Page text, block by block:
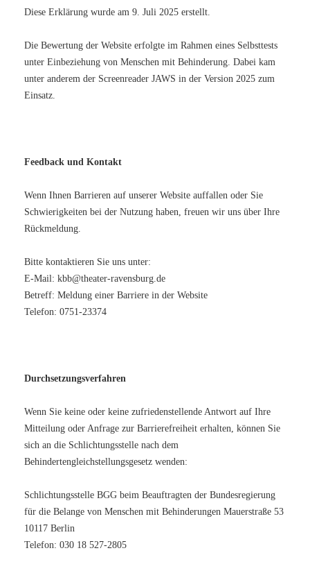
Diese Erklärung wurde am 9. Juli 2025 erstellt.
Die Bewertung der Website erfolgte im Rahmen eines Selbsttests
unter Einbeziehung von Menschen mit Behinderung. Dabei kam
unter anderem der Screenreader JAWS in der Version 2025 zum
Einsatz.
Feedback und Kontakt
Wenn Ihnen Barrieren auf unserer Website auffallen oder Sie
Schwierigkeiten bei der Nutzung haben, freuen wir uns über Ihre
Rückmeldung.
Bitte kontaktieren Sie uns unter:
E-Mail: kbb@theater-ravensburg.de
Betreff: Meldung einer Barriere in der Website
Telefon: 0751-23374
Durchsetzungsverfahren
Wenn Sie keine oder keine zufriedenstellende Antwort auf Ihre
Mitteilung oder Anfrage zur Barrierefreiheit erhalten, können Sie
sich an die Schlichtungsstelle nach dem
Behindertengleichstellungsgesetz wenden:
Schlichtungsstelle BGG beim Beauftragten der Bundesregierung
für die Belange von Menschen mit Behinderungen Mauerstraße 53
10117 Berlin
Telefon: 030 18 527-2805